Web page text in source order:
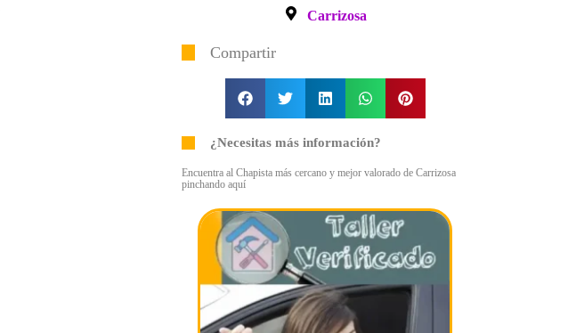
Carrizosa
Compartir
¿Necesitas más información?
Encuentra al Chapista más cercano y mejor valorado de Carrizosa
pinchando aquí